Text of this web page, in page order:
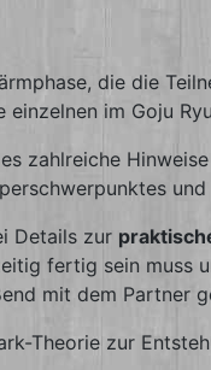
die die
im Goju
zahlreiche
Details zur
fertig sein
mit dem Partner
Theorie zur